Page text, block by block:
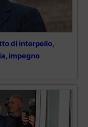
di interpello,
impegno